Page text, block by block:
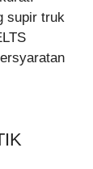
supir truk